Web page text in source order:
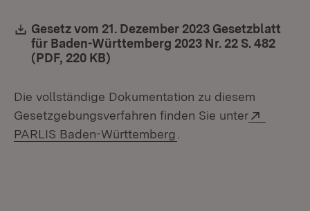
Download:
Gesetz vom 21. Dezember 2023 Gesetzblatt
für Baden-Württemberg 2023 Nr. 22 S. 482
(PDF, 220 KB)
Die vollständige Dokumentation zu diesem
Gesetzgebungsverfahren finden Sie unter
PARLIS Baden-Württemberg